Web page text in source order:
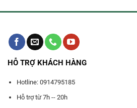
HỖ TRỢ KHÁCH HÀNG
Hotline: 0914795185
Hỗ trợ từ 7h -- 20h